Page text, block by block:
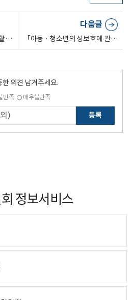
「장애인고용촉진 및 직업재활법 시행령」 일부정안에 대한 개인정보 침해요인 평가결과
다음글
「아동 · 청소년의 성보호에 관한 법률 시행규칙」 일부개정안에 대한 개인정보 침해요인 평가 결과
의견 남겨주세요.
만족 매우불만족
등록
정보서비스